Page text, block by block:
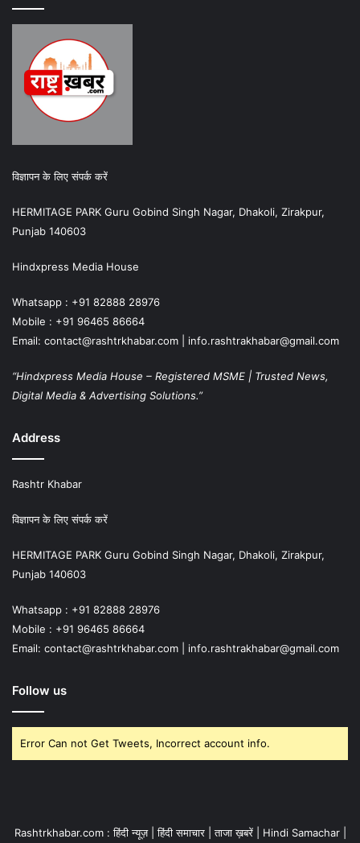
विज्ञापन के लिए संपर्क करें
HERMITAGE PARK Guru Gobind Singh Nagar, Dhakoli, Zirakpur,
Punjab 140603
Hindxpress Media House
Whatsapp : +91 82888 28976
Mobile : +91 96465 86664
Email: contact@rashtrkhabar.com | info.rashtrakhabar@gmail.com
“Hindxpress Media House – Registered MSME | Trusted News,
Digital Media & Advertising Solutions.”
Address
Rashtr Khabar
विज्ञापन के लिए संपर्क करें
HERMITAGE PARK Guru Gobind Singh Nagar, Dhakoli, Zirakpur,
Punjab 140603
Whatsapp : +91 82888 28976
Mobile : +91 96465 86664
Email: contact@rashtrkhabar.com | info.rashtrakhabar@gmail.com
Follow us
Error Can not Get Tweets, Incorrect account info.
Rashtrkhabar.com : हिंदी न्यूज़ | हिंदी समाचार | ताजा ख़बरें | Hindi Samachar |